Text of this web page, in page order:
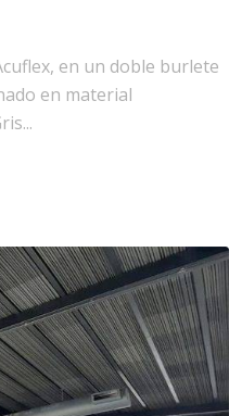
en un doble burlete
en material